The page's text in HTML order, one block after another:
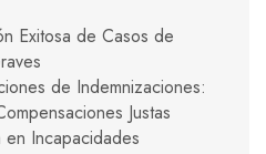
Exitosa de Casos de
de Indemnizaciones:
Justas
Incapacidades